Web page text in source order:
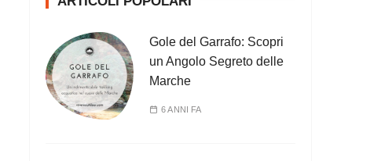
Gole del Garrafo: Scopri
un Angolo Segreto delle
Marche
6 ANNI FA